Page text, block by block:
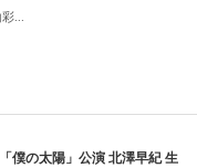
...
僕の太陽」公演 北澤早紀 生